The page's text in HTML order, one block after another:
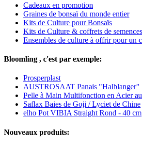
Cadeaux en promotion
Graines de bonsaï du monde entier
Kits de Culture pour Bonsaïs
Kits de Culture & coffrets de
Ensembles de culture à offrir pour un
Bloomling , c'est par exemple:
Prosperplast
AUSTROSAAT Panais "Halblanger"
Pelle à Main Multifonction en Acier
Saflax Baies de Goji / Lyciet de Chine
elho Pot VIBIA Straight Rond - 40 cm
Nouveaux produits: